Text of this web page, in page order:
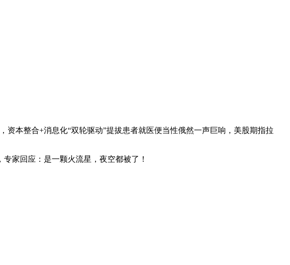
本整合+消息化“双轮驱动”提拔患者就医便当性俄然一声巨响，美股期指拉
家回应：是一颗火流星，夜空都被了！